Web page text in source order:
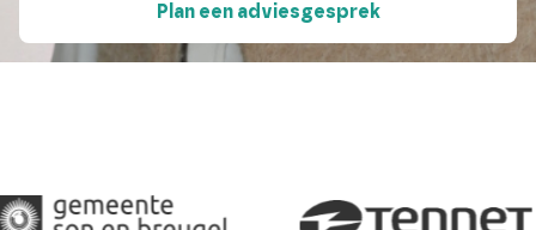
Plan een adviesgesprek